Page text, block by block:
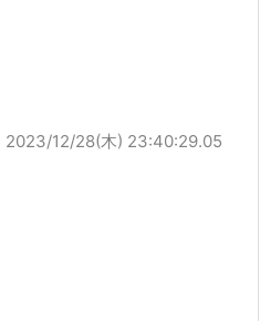
2023/12/28(木) 23:40:29.05